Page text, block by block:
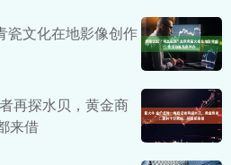
瓷文化在地影像创作
再探水贝，黄金商
来借